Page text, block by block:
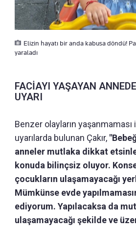
Elizin hayatı bir anda kabusa döndü!
yaraladı
FACİAYI YAŞAYAN
UYARI
Benzer olayların
uyarılarda bulunan Çakır,
anneler mutlaka dikkat
konuda bilinçsiz oluyor.
çocukların ulaşamayacağı
Mümkünse evde
ediyorum. Yapılacaksa da
ulaşamayacağı şekilde ve